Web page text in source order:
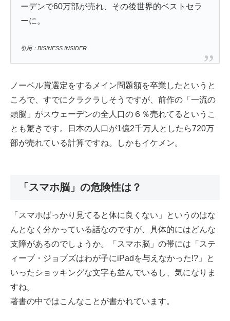
ーデンで60万部が売れ、その後世界的ベストセラ
ーに。
引用：BISINESS INSIDER
ノーベル賞選定をするメイン問題額を卒業したというと
ころで、すでにクラクラしそうですが、前作の「一流の
頭脳」がスウェーデンの全人口の６％売れてるというこ
とも驚きです。日本の人口が1億2千万人としたら720万
部が売れている計算ですね。しかもイケメン。
「スマホ脳」の危険性は？
「スマホばっかり見てると体に良くない」というのはな
んとなく分かっている話なのですが、具体的にはどんな
支障があるのでしょうか。「スマホ脳」の帯には「ステ
ィーブ・ジョブズはわが子にiPadを与えなかった!?」と
いったショッキングな文字も並んでいるし、気になりま
すね。
著書の中ではこんなことが書かれています。